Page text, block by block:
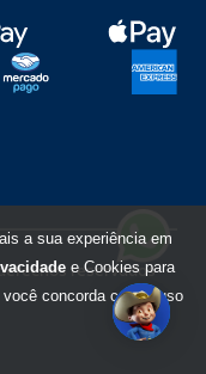
reservados
a sua experiência em
e Cookies para
concorda com o uso